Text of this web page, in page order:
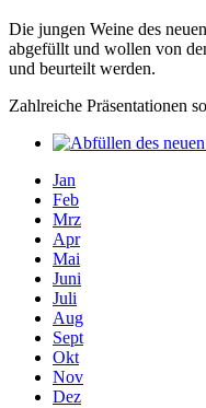
Die jungen Weine des
abgefüllt und wollen von
und beurteilt werden.
Zahlreiche Präsentationen
Jan
Feb
Mrz
Apr
Mai
Juni
Juli
Aug
Sept
Okt
Nov
Dez